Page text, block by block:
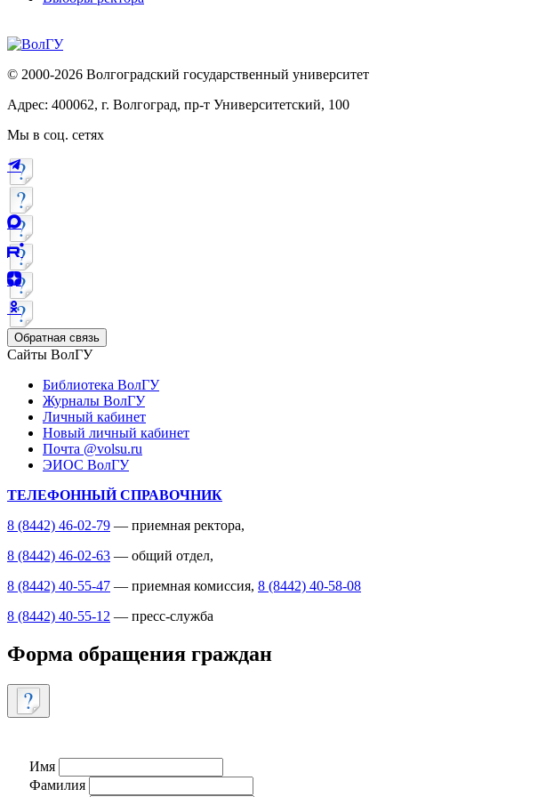
© 2000-2026 Волгоградский государственный университет
Адрес: 400062, г. Волгоград, пр-т Университетский, 100
Мы в соц. сетях
Обратная связь
Сайты ВолГУ
Библиотека ВолГУ
Журналы ВолГУ
Личный кабинет
Новый личный кабинет
Почта @volsu.ru
ЭИОС ВолГУ
ТЕЛЕФОННЫЙ СПРАВОЧНИК
8 (8442) 46-02-79 — приемная ректора,
8 (8442) 46-02-63 — общий отдел,
8 (8442) 40-55-47 — приемная комиссия, 8 (8442) 40-58-08
8 (8442) 40-55-12 — пресс-служба
Форма обращения граждан
Имя
Фамилия